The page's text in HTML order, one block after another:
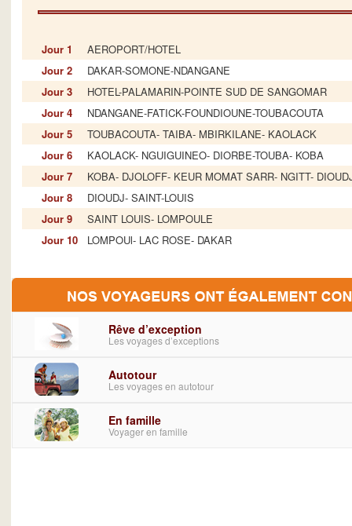
Jour 1
AEROPORT/HOTEL
Jour 2
DAKAR-SOMONE-NDANGANE
Jour 3
HOTEL-PALAMARIN-POINTE SUD DE SANGOMAR
Jour 4
NDANGANE-FATICK-FOUNDIOUNE-TOUBACOUTA
Jour 5
TOUBACOUTA- TAIBA- MBIRKILANE- KAOLACK
Jour 6
KAOLACK- NGUIGUINEO- DIORBE-TOUBA- KOBA
Jour 7
KOBA- DJOLOFF- KEUR MOMAT SARR- NGITT-
Jour 8
DIOUDJ- SAINT-LOUIS
Jour 9
SAINT LOUIS- LOMPOULE
Jour 10
LOMPOUl- LAC ROSE- DAKAR
Rêve d’exception
Les voyages d’exceptions
Autotour
Les voyages en autotour
En famille
Voyager en famille